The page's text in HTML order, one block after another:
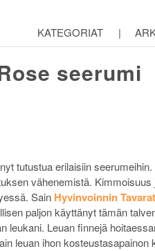
KATEGORIAT |
seerumi
tutustua erilaisiin
vähenemistä.
Sain Hyvinvoinnin
paljon käyttänyt tämän
leukani. Leuan finnejä
leuan ihon kosteustasapainon